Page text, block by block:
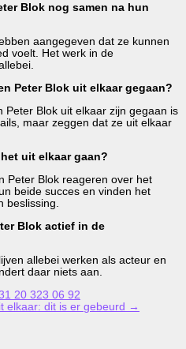
Blok nog samen na hun
aangegeven dat ze kunnen
voelt. Het werk in de
Peter Blok uit elkaar gegaan?
Peter Blok uit elkaar zijn gegaan is
maar zeggen dat ze uit elkaar
uit elkaar gaan?
Peter Blok reageren over het
beide succes en vinden het
beslissing.
Blok actief in de
allebei werken als acteur en
daar niets aan.
20 323 06 92
elkaar: dit is er gebeurd →